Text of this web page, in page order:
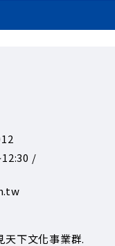
/
天下文化事業群.